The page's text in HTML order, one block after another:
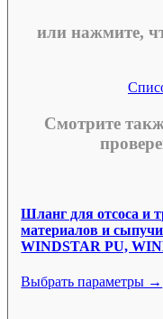
или нажмите,
Смотрите
Шланг для отсоса и
материалов и
WINDSTAR PU,
Выбрать параметры →